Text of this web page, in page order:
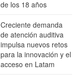
de los 18 años
Creciente demanda
de atención auditiva
impulsa nuevos retos
para la innovación y el
acceso en Latam